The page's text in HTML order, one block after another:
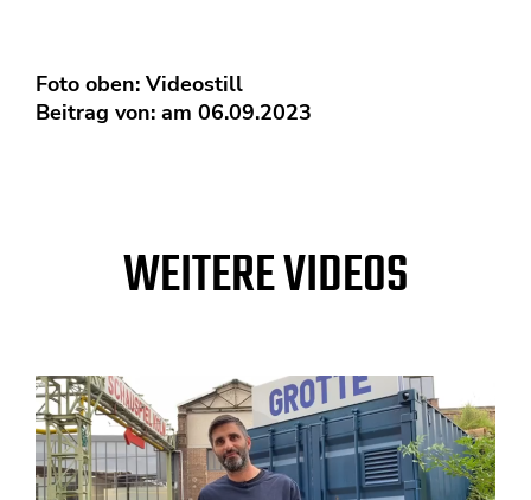
Foto oben: Videostill
Beitrag von: am 06.09.2023
WEITERE VIDEOS